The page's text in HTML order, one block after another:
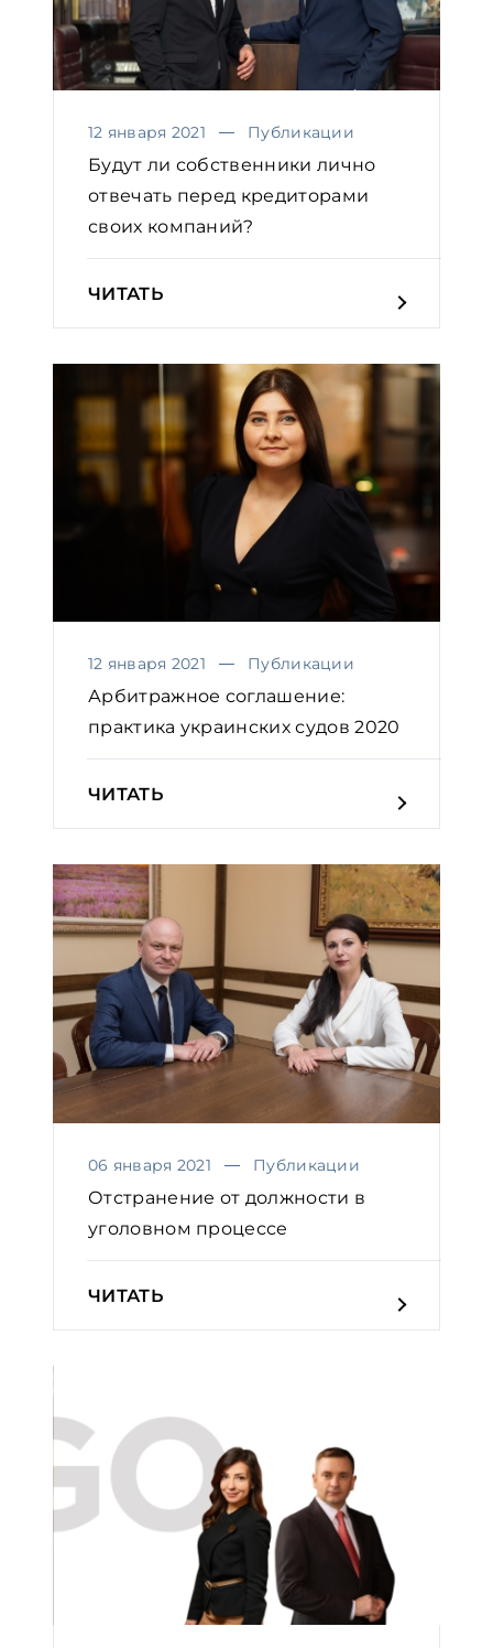
12 января 2021 Публикации
Будут ли собственники лично
отвечать перед кредиторами
своих компаний?
ЧИТАТЬ
12 января 2021 Публикации
Арбитражное соглашение:
практика украинских судов 2020
ЧИТАТЬ
06 января 2021 Публикации
Отстранение от должности в
уголовном процессе
ЧИТАТЬ